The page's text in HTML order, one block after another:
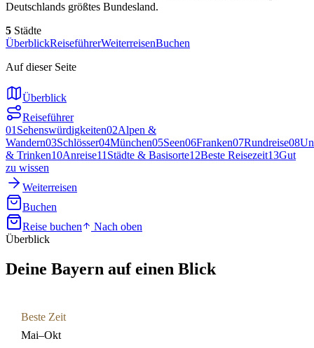
Deutschlands größtes Bundesland.
5 Städte
ÜberblickReiseführerWeiterreisenBuchen
Auf dieser Seite
Überblick
Reiseführer
01 Sehenswürdigkeiten02Alpen &
Wandern03Schlösser04München05Seen06Franken07Rundreise08
& Trinken10Anreise11 Städte & Basisorte12Beste Reisezeit13Gut
zu wissen
Weiterreisen
Buchen
Reise buchen
Nach oben
Überblick
Deine Bayern auf einen Blick
Beste Zeit
Mai–Okt